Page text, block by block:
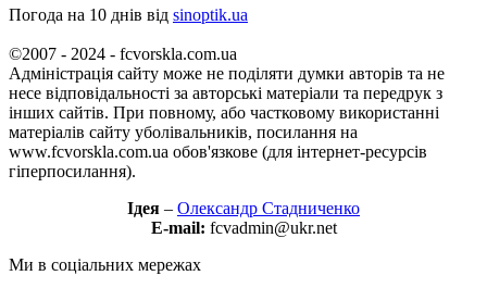
Погода на 10 днів від sinoptik.ua
©2007 - 2024 - fcvorskla.com.ua
Адміністрація сайту може не поділяти думки авторів та не
несе відповідальності за авторські матеріали та передрук з
інших сайтів. При повному, або частковому використанні
матеріалів сайту уболівальників, посилання на
www.fcvorskla.com.ua обов'язкове (для інтернет-ресурсів
гіперпосилання).
Ідея – Олександр Стадниченко
E-mail: fcvadmin@ukr.net
Ми в соціальних мережах